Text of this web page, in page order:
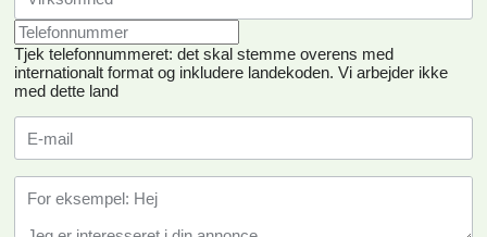
Tjek telefonnummeret: det skal stemme overens med
internationalt format og inkludere landekoden. Vi arbejder ikke
med dette land